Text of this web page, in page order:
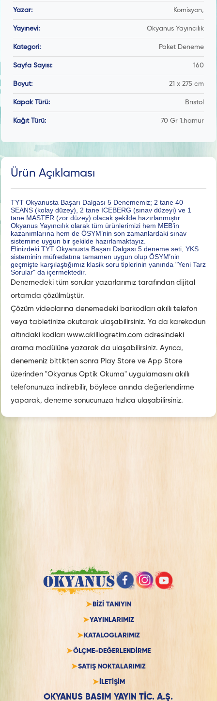
Yazar: Komisyon,
Yayınevi: Okyanus Yayıncılık
Kategori: Paket Deneme
Sayfa Sayısı: 160
Boyut: 21 x 275 cm
Kapak Türü: Brıstol
Kağıt Türü: 70 Gr 1.hamur
Ürün Açıklaması
TYT Okyanusta Başarı Dalgası 5 Denememiz; 2 tane 40
SEANS (kolay düzey), 2 tane ICEBERG (sınav düzeyi) ve 1
tane MASTER (zor düzey) olacak şekilde hazırlanmıştır.
Okyanus Yayıncılık olarak tüm ürünlerimizi hem MEB’in
kazanımlarına hem de ÖSYM’nin son zamanlardaki sınav
sistemine uygun bir şekilde hazırlamaktayız.
Elinizdeki TYT Okyanusta Başarı Dalgası 5 deneme seti, YKS
sisteminin müfredatına tamamen uygun olup ÖSYM’nin
geçmişte karşılaştığımız klasik soru tiplerinin yanında "Yeni Tarz
Sorular" da içermektedir.
Denemedeki tüm sorular yazarlarımız tarafından dijital
ortamda çözülmüştür.
Çözüm videolarına denemedeki barkodları akıllı telefon
veya tabletinize okutarak ulaşabilirsiniz. Ya da karekodun
altındaki kodları www.akilliogretim.com adresindeki
arama modülüne yazarak da ulaşabilirsiniz. Ayrıca,
denemeniz bittikten sonra Play Store ve App Store
üzerinden "Okyanus Optik Okuma" uygulamasını akıllı
telefonunuza indirebilir, böylece anında değerlendirme
yaparak, deneme sonucunuza hızlıca ulaşabilirsiniz.
BİZİ TANIYIN
YAYINLARIMIZ
KATALOGLARIMIZ
ÖLÇME-DEĞERLENDİRME
SATIŞ NOKTALARIMIZ
İLETİŞİM
OKYANUS BASIM YAYIN TİC. A.Ş.